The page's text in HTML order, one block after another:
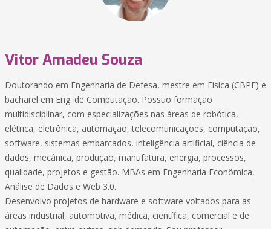
Vitor Amadeu Souza
Doutorando em Engenharia de Defesa, mestre em Física (CBPF) e
bacharel em Eng. de Computação. Possuo formação
multidisciplinar, com especializações nas áreas de robótica,
elétrica, eletrônica, automação, telecomunicações, computação,
software, sistemas embarcados, inteligência artificial, ciência de
dados, mecânica, produção, manufatura, energia, processos,
qualidade, projetos e gestão. MBAs em Engenharia Econômica,
Análise de Dados e Web 3.0.
Desenvolvo projetos de hardware e software voltados para as
áreas industrial, automotiva, médica, científica, comercial e de